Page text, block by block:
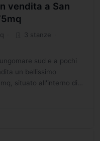
vendita a San
3 stanze
sud e a pochi
un bellissimo
situato all'interno di